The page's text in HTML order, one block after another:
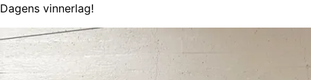
Dagens vinnerlag!